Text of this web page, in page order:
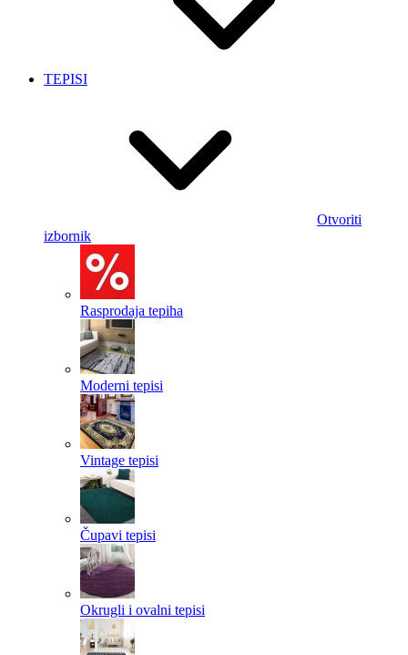
TEPISI
Otvoriti
izbornik
Rasprodaja tepiha
Moderni tepisi
Vintage tepisi
Čupavi tepisi
Okrugli i ovalni tepisi